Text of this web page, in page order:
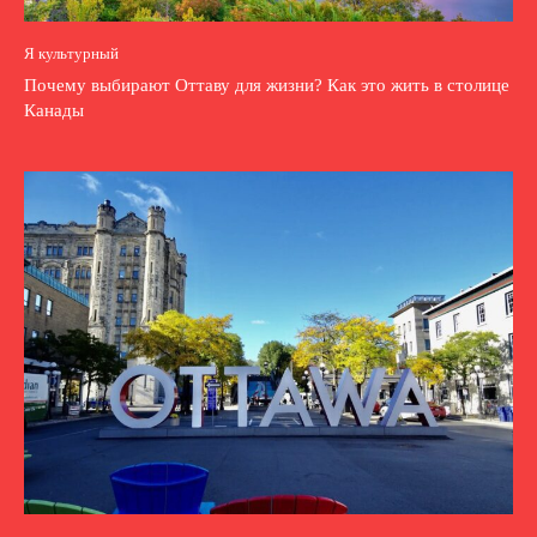
Я культурный
Почему выбирают Оттаву для жизни? Как это жить в столице
Канады